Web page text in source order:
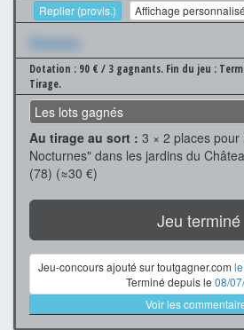
Replier (provis.) Affichage personnalisé
Xxxxxxx
Dotation : 90 € / 3 gagnants. Fin du jeu :
Tirage.
Les lots gagnés
Au tirage au sort : 3 × 2 places
Nocturnes" dans les jardins du
(78) (≈30 €)
Jeu terminé
Jeu-concours ajouté sur toutgagner.com
Terminé depuis le 08/
Voir les